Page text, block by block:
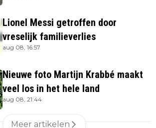
Lionel Messi getroffen door
vreselijk familieverlies
aug 08, 16:57
Nieuwe foto Martijn Krabbé maakt
veel los in het hele land
aug 08, 21:44
Meer artikelen